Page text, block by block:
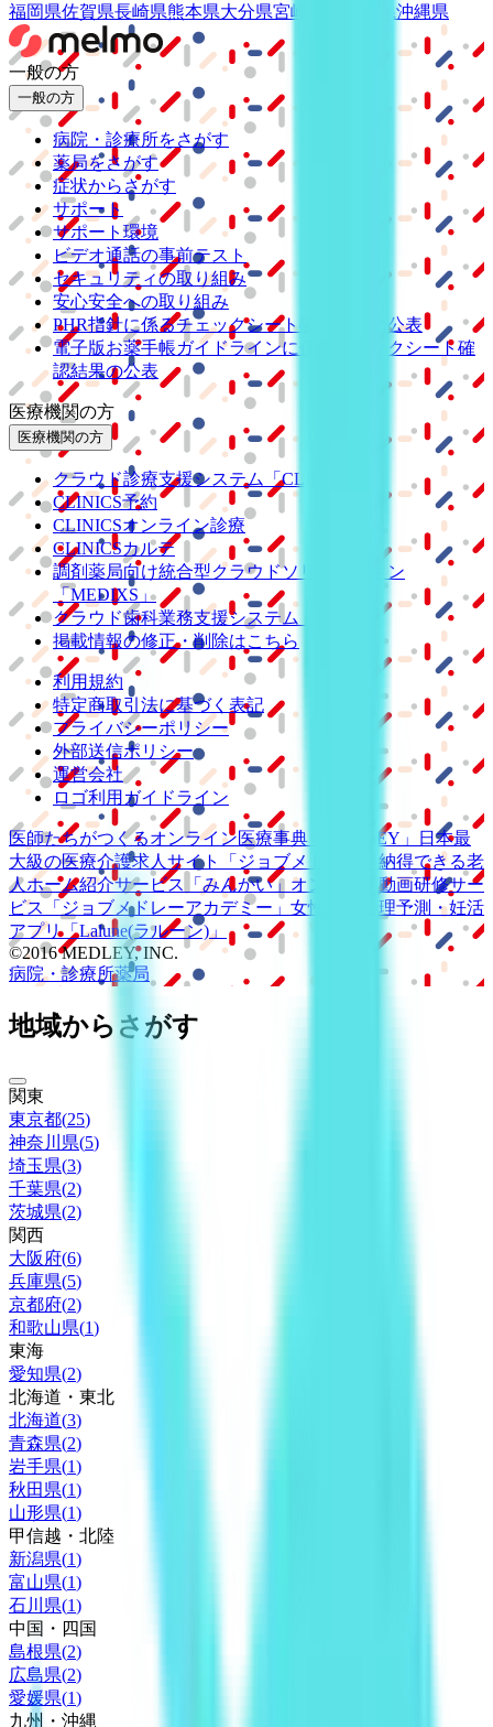
福岡県佐賀県長崎県熊本県大分県宮崎県 鹿児島県沖縄県
一般の方
一般の方
病院・診療所をさがす
薬局をさがす
症状からさがす
サポート
サポート環境
ビデオ通話の事前テスト
セキュリティの取り組み
安心安全への取り組み
PHR指針に係るチェックシート確認結果の公表
電子版お薬手帳ガイドラインに係るチェックシート確
認結果の公表
医療機関の方
医療機関の方
クラウド診療支援システム
「CLINICS」
CLINICS予約
CLINICSオンライン診療
CLINICSカルテ
調剤薬局向け統合型クラウドソリューション
「MEDIXS」
クラウド歯科業務支援システム
掲載情報の修正・削除はこちら
利用規約
特定商取引法に基づく表記
プライバシーポリシー
外部送信ポリシー
運営会社
ロゴ利用ガイドライン
医師たちがつくるオンライン医療事典 「MEDLEY」
日本最
大級の医療介護求人サイト 「ジョブメドレー」 納得できる老
人ホーム紹介サービス
「みんかい」 オンライン 動画研修サー
ビス
「ジョブメドレーアカデミー」 女性向け
生理予測・妊活
アプリ「Lalune(ラルーン)」
©2016 MEDLEY, INC.
病院・診療所薬局
地域からさがす
関東
東京都(25)
神奈川県(5)
埼玉県(3)
千葉県(2)
茨城県(2)
関西
大阪府(6)
兵庫県(5)
京都府(2)
和歌山県(1)
東海
愛知県(2)
北海道・東北
北海道(3)
青森県(2)
岩手県(1)
秋田県(1)
山形県(1)
甲信越・北陸
新潟県(1)
富山県(1)
石川県(1)
中国・四国
島根県(2)
広島県(2)
愛媛県(1)
九州・沖縄